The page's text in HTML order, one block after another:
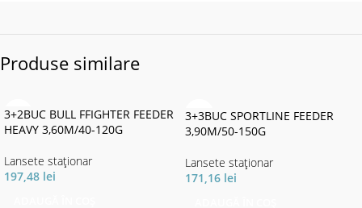
Produse similare
3+2BUC BULL FFIGHTER FEEDER
HEAVY 3,60M/40-120G
Lansete staţionar
197,48 lei
3+3BUC SPORTLINE FEEDER
3,90M/50-150G
Lansete staţionar
171,16 lei